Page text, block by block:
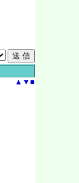
▲ ▼ ■